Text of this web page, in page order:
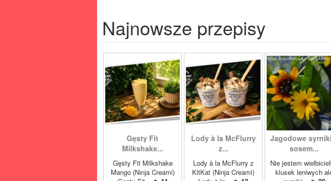
Najnowsze przepisy
Gęsty Fit
Milkshake...
Gęsty Fit Milkshake
Mango (Ninja Creami)
Lody à la McFlurry
z...
Lody à la McFlurry z
KitKat (Ninja Creami)
Jagodowe
sosem...
Nie jestem
klusek leniwych